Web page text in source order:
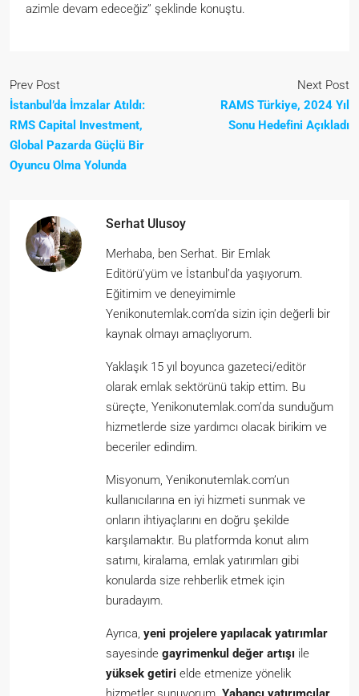
azimle devam edeceğiz’’ şeklinde konuştu.
Prev Post
İstanbul’da İmzalar Atıldı:
RMS Capital Investment,
Global Pazarda Güçlü Bir
Oyuncu Olma Yolunda
Next Post
RAMS Türkiye, 2024 Yıl
Sonu Hedefini Açıkladı
Serhat Ulusoy
Merhaba, ben Serhat. Bir Emlak
Editörü’yüm ve İstanbul’da yaşıyorum.
Eğitimim ve deneyimimle
Yenikonutemlak.com’da sizin için değerli bir
kaynak olmayı amaçlıyorum.
Yaklaşık 15 yıl boyunca gazeteci/editör
olarak emlak sektörünü takip ettim. Bu
süreçte, Yenikonutemlak.com’da sunduğum
hizmetlerde size yardımcı olacak birikim ve
beceriler edindim.
Misyonum, Yenikonutemlak.com’un
kullanıcılarına en iyi hizmeti sunmak ve
onların ihtiyaçlarını en doğru şekilde
karşılamaktır. Bu platformda konut alım
satımı, kiralama, emlak yatırımları gibi
konularda size rehberlik etmek için
buradayım.
Ayrıca, yeni projelere yapılacak yatırımlar
sayesinde gayrimenkul değer artışı ile
yüksek getiri elde etmenize yönelik